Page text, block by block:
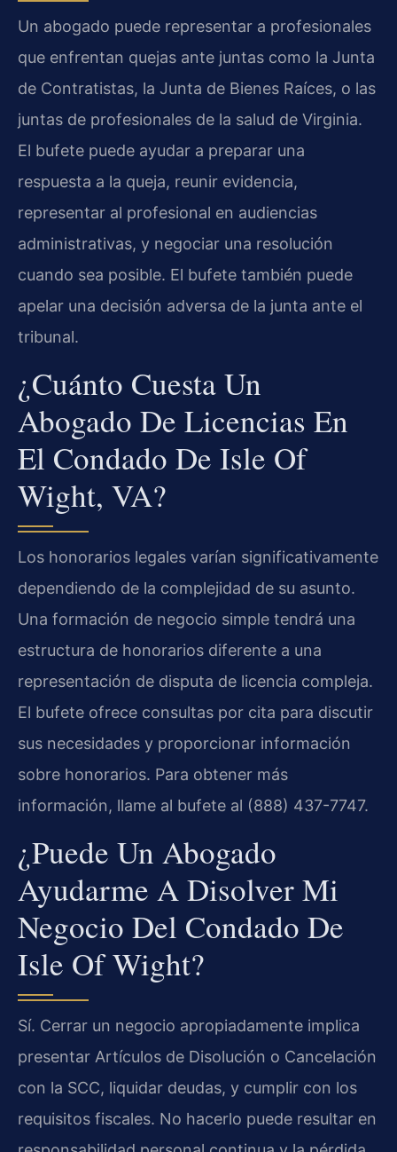
Un abogado puede representar a profesionales
que enfrentan quejas ante juntas como la Junta
de Contratistas, la Junta de Bienes Raíces, o las
juntas de profesionales de la salud de Virginia.
El bufete puede ayudar a preparar una
respuesta a la queja, reunir evidencia,
representar al profesional en audiencias
administrativas, y negociar una resolución
cuando sea posible. El bufete también puede
apelar una decisión adversa de la junta ante el
tribunal.
¿Cuánto Cuesta Un
Abogado De Licencias En
El Condado De Isle Of
Wight, VA?
Los honorarios legales varían significativamente
dependiendo de la complejidad de su asunto.
Una formación de negocio simple tendrá una
estructura de honorarios diferente a una
representación de disputa de licencia compleja.
El bufete ofrece consultas por cita para discutir
sus necesidades y proporcionar información
sobre honorarios. Para obtener más
información, llame al bufete al (888) 437-7747.
¿Puede Un Abogado
Ayudarme A Disolver Mi
Negocio Del Condado De
Isle Of Wight?
Sí. Cerrar un negocio apropiadamente implica
presentar Artículos de Disolución o Cancelación
con la SCC, liquidar deudas, y cumplir con los
requisitos fiscales. No hacerlo puede resultar en